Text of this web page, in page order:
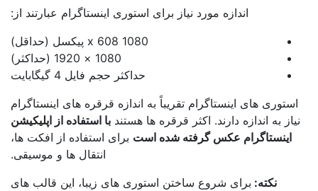
اندازه مورد نیاز برای استوری اینستاگرام عبارتند از:
1080 x 608 پیکسل (حداقل)
1080 × 1920 (حداکثر)
حداکثر حجم فایل 4 گیگابایت
های اینستاگرام تقریباً به اندازه قرقره های اینستاگرام
به اندازه دارند. اکثر قرقره ها هستندبا استفاده از اپلیکیشن
اینستاگرام عکس گرفته شده استبرای استفاده از افکت ها،
انتقال ها و موسیقی.
نکته:برای شروع ساختن استوری های زیبا، این قالب های